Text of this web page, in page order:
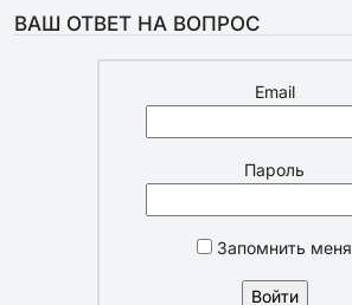
ВАШ ОТВЕТ НА ВОПРОС
Email
Пароль
Запомнить меня